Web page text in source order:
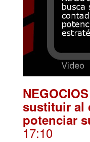
sustituir al
potenciar
17:10